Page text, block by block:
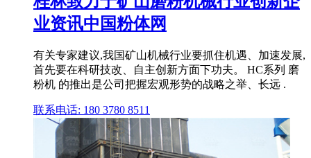
业资讯中国粉体网
有关专家建议,我国矿山机械行业要抓住机遇、加速发展,
首先要在科研技改、自主创新方面下功夫。 HC系列 磨
粉机 的推出是公司把握宏观形势的战略之举、长远 .
联系电话: 180 3780 8511